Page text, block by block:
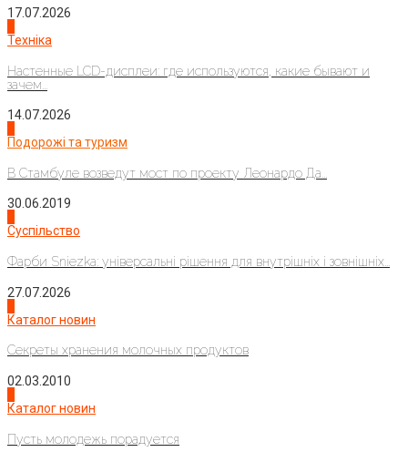
17.07.2026
Техніка
Настенные LCD-дисплеи: где используются, какие бывают и
зачем...
14.07.2026
Подорожі та туризм
В Стамбуле возведут мост по проекту Леонардо Да...
30.06.2019
Суспільство
Фарби Sniezka: універсальні рішення для внутрішніх і зовнішніх...
27.07.2026
Каталог новин
Секреты хранения молочных продуктов
02.03.2010
Каталог новин
Пусть молодежь порадуется